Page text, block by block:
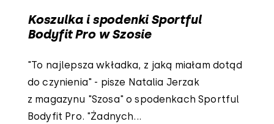
Koszulka i spodenki Sportful
Bodyfit Pro w Szosie
"To najlepsza wkładka, z jaką miałam dotąd
do czynienia" - pisze Natalia Jerzak
z magazynu "Szosa" o spodenkach Sportful
Bodyfit Pro. "Żadnych...